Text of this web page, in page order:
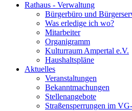
Rathaus - Verwaltung
Bürgerbüro und
Was erledige ich wo?
Mitarbeiter
Organigramm
Kulturraum Ampertal e.V.
Haushaltspläne
Aktuelles
Veranstaltungen
Bekanntmachungen
Stellenangebote
Straßensperrungen im